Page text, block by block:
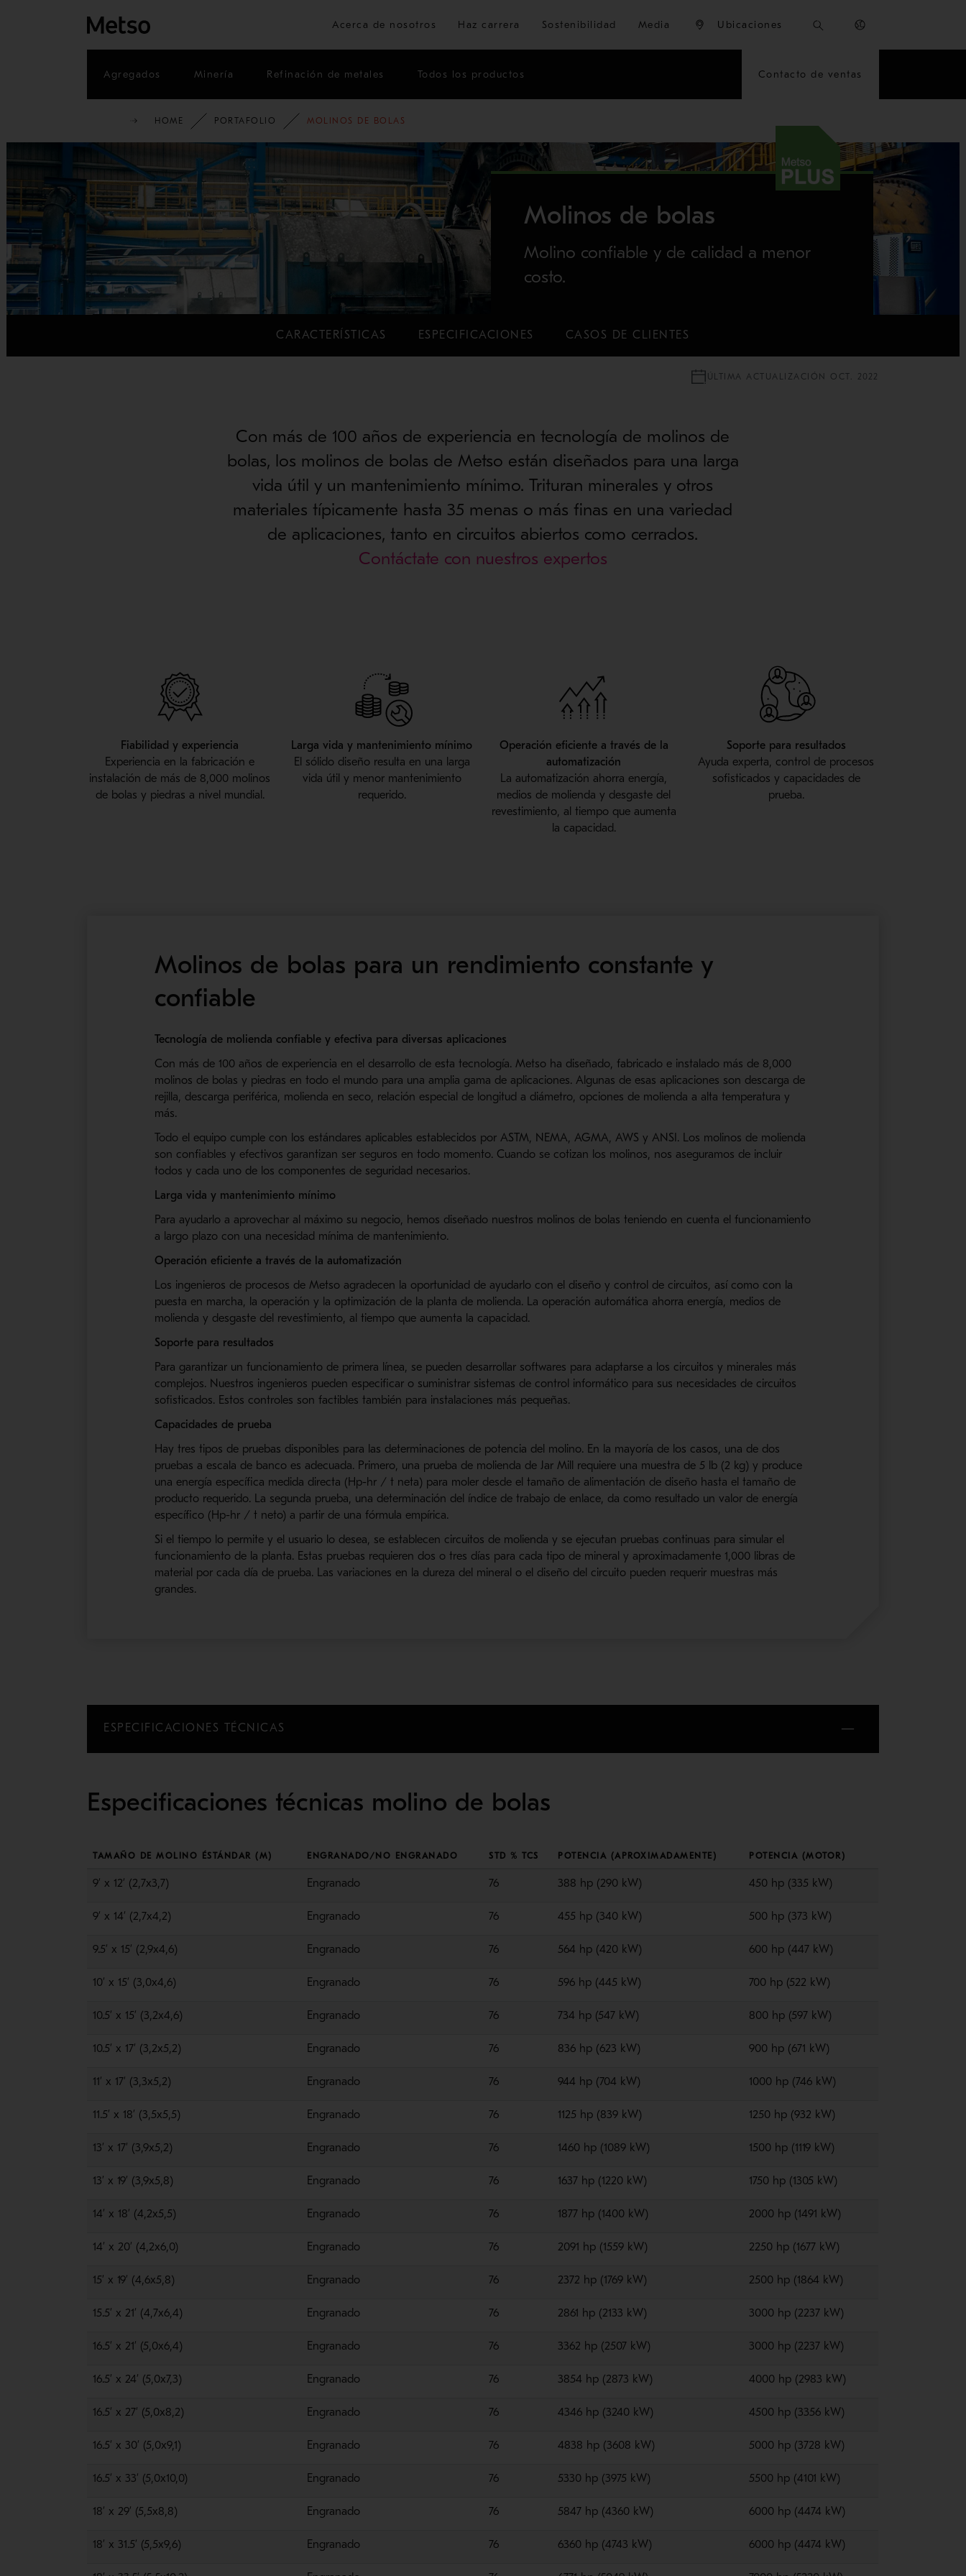
Ir al contenido principal
Acerca de nosotros Haz carrera Sostenibilidad Media Ubicaciones
Agregados Minería Refinación de metales Todos los productos Contacto de ventas
HOME PORTAFOLIO MOLINOS DE BOLAS
Molinos de bolas
Molino confiable y de calidad a menor
costo.
CARACTERÍSTICAS ESPECIFICACIONES CASOS DE CLIENTES
ÚLTIMA ACTUALIZACIÓN OCT. 2022
Con más de 100 años de experiencia en tecnología de molinos de
bolas, los molinos de bolas de Metso están diseñados para una larga
vida útil y un mantenimiento mínimo. Trituran minerales y otros
materiales típicamente hasta 35 menas o más finas en una variedad
de aplicaciones, tanto en circuitos abiertos como cerrados.
Contáctate con nuestros expertos
Fiabilidad y experiencia
Experiencia en la fabricación e
instalación de más de 8,000 molinos
de bolas y piedras a nivel mundial.
Larga vida y mantenimiento mínimo
El sólido diseño resulta en una larga
vida útil y menor mantenimiento
requerido.
Operación eficiente a través de la
automatización
La automatización ahorra energía,
medios de molienda y desgaste del
revestimiento, al tiempo que aumenta
la capacidad.
Soporte para resultados
Ayuda experta, control de procesos
sofisticados y capacidades de
prueba.
Molinos de bolas para un rendimiento constante y
confiable
Tecnología de molienda confiable y efectiva para diversas aplicaciones
Con más de 100 años de experiencia en el desarrollo de esta tecnología. Metso ha diseñado, fabricado e instalado más de 8,000
molinos de bolas y piedras en todo el mundo para una amplia gama de aplicaciones. Algunas de esas aplicaciones son descarga de
rejilla, descarga periférica, molienda en seco, relación especial de longitud a diámetro, opciones de molienda a alta temperatura y
más.
Todo el equipo cumple con los estándares aplicables establecidos por ASTM, NEMA, AGMA, AWS y ANSI. Los molinos de molienda
son confiables y efectivos garantizan ser seguros en todo momento. Cuando se cotizan los molinos, nos aseguramos de incluir
todos y cada uno de los componentes de seguridad necesarios.
Larga vida y mantenimiento mínimo
Para ayudarlo a aprovechar al máximo su negocio, hemos diseñado nuestros molinos de bolas teniendo en cuenta el funcionamiento
a largo plazo con una necesidad mínima de mantenimiento.
Operación eficiente a través de la automatización
Los ingenieros de procesos de Metso agradecen la oportunidad de ayudarlo con el diseño y control de circuitos, así como con la
puesta en marcha, la operación y la optimización de la planta de molienda. La operación automática ahorra energía, medios de
molienda y desgaste del revestimiento, al tiempo que aumenta la capacidad.
Soporte para resultados
Para garantizar un funcionamiento de primera línea, se pueden desarrollar softwares para adaptarse a los circuitos y minerales más
complejos. Nuestros ingenieros pueden especificar o suministrar sistemas de control informático para sus necesidades de circuitos
sofisticados. Estos controles son factibles también para instalaciones más pequeñas.
Capacidades de prueba
Hay tres tipos de pruebas disponibles para las determinaciones de potencia del molino. En la mayoría de los casos, una de dos
pruebas a escala de banco es adecuada. Primero, una prueba de molienda de Jar Mill requiere una muestra de 5 lb (2 kg) y produce
una energía específica medida directa (Hp-hr / t neta) para moler desde el tamaño de alimentación de diseño hasta el tamaño de
producto requerido. La segunda prueba, una determinación del índice de trabajo de enlace, da como resultado un valor de energía
específico (Hp-hr / t neto) a partir de una fórmula empírica.
Si el tiempo lo permite y el usuario lo desea, se establecen circuitos de molienda y se ejecutan pruebas continuas para simular el
funcionamiento de la planta. Estas pruebas requieren dos o tres días para cada tipo de mineral y aproximadamente 1,000 libras de
material por cada día de prueba. Las variaciones en la dureza del mineral o el diseño del circuito pueden requerir muestras más
grandes.
ESPECIFICACIONES TÉCNICAS
Especificaciones técnicas molino de bolas
TAMAÑO DE MOLINO ÉSTÁNDAR (M) ENGRANADO/NO ENGRANADO STD % TCS POTENCIA (APROXIMADAMENTE) POTENCIA (MOTOR)
9’ x 12’ (2,7x3,7) Engranado 76 388 hp (290 kW) 450 hp (335 kW)
9’ x 14’ (2,7x4,2) Engranado 76 455 hp (340 kW) 500 hp (373 kW)
9.5’ x 15’ (2,9x4,6) Engranado 76 564 hp (420 kW) 600 hp (447 kW)
10’ x 15’ (3,0x4,6) Engranado 76 596 hp (445 kW) 700 hp (522 kW)
10.5’ x 15’ (3,2x4,6) Engranado 76 734 hp (547 kW) 800 hp (597 kW)
10.5’ x 17’ (3,2x5,2) Engranado 76 836 hp (623 kW) 900 hp (671 kW)
11’ x 17’ (3,3x5,2) Engranado 76 944 hp (704 kW) 1000 hp (746 kW)
11.5’ x 18’ (3,5x5,5) Engranado 76 1125 hp (839 kW) 1250 hp (932 kW)
13’ x 17’ (3,9x5,2) Engranado 76 1460 hp (1089 kW) 1500 hp (1119 kW)
13’ x 19’ (3,9x5,8) Engranado 76 1637 hp (1220 kW) 1750 hp (1305 kW)
14’ x 18’ (4,2x5,5) Engranado 76 1877 hp (1400 kW) 2000 hp (1491 kW)
14’ x 20’ (4,2x6,0) Engranado 76 2091 hp (1559 kW) 2250 hp (1677 kW)
15’ x 19’ (4,6x5,8) Engranado 76 2372 hp (1769 kW) 2500 hp (1864 kW)
15.5’ x 21’ (4,7x6,4) Engranado 76 2861 hp (2133 kW) 3000 hp (2237 kW)
16.5’ x 21’ (5,0x6,4) Engranado 76 3362 hp (2507 kW) 3000 hp (2237 kW)
16.5’ x 24’ (5,0x7,3) Engranado 76 3854 hp (2873 kW) 4000 hp (2983 kW)
16.5’ x 27’ (5,0x8,2) Engranado 76 4346 hp (3240 kW) 4500 hp (3356 kW)
16.5’ x 30’ (5,0x9,1) Engranado 76 4838 hp (3608 kW) 5000 hp (3728 kW)
16.5’ x 33’ (5,0x10,0) Engranado 76 5330 hp (3975 kW) 5500 hp (4101 kW)
18’ x 29’ (5,5x8,8) Engranado 76 5847 hp (4360 kW) 6000 hp (4474 kW)
18’ x 31.5’ (5,5x9,6) Engranado 76 6360 hp (4743 kW) 6000 hp (4474 kW)